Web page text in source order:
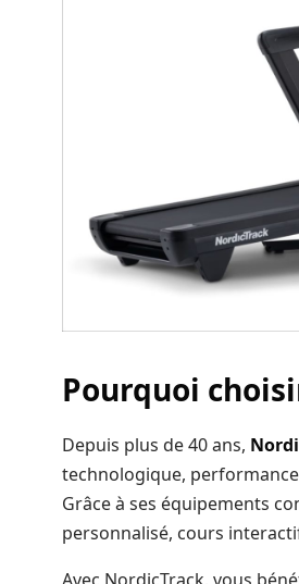
Pourquoi
Depuis plus de 40 ans,
technologique,
Grâce à ses équipements
personnalisé, cours